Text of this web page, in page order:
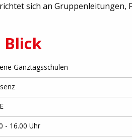
sich an Gruppenleitungen,
Blick
Ganztagsschulen
- 16.00 Uhr